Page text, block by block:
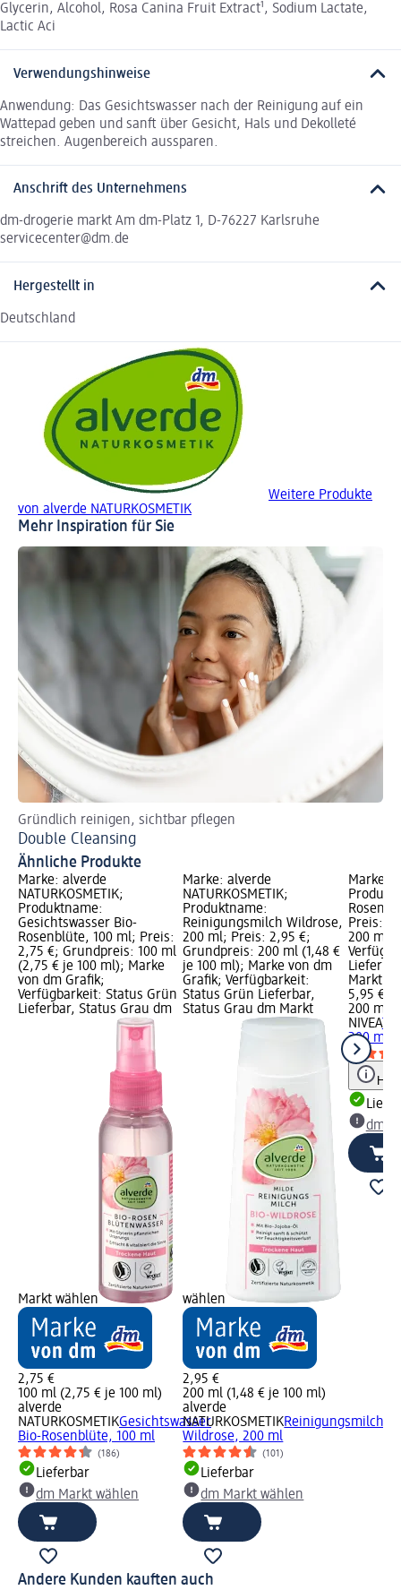
Glycerin, Alcohol, Rosa Canina Fruit Extract¹, Sodium Lactate,
Lactic Aci
Verwendungshinweise
Anwendung: Das Gesichtswasser nach der Reinigung auf ein
Wattepad geben und sanft über Gesicht, Hals und Dekolleté
streichen. Augenbereich aussparen.
Anschrift des Unternehmens
dm-drogerie markt Am dm-Platz 1, D-76227 Karlsruhe
servicecenter@dm.de
Hergestellt in
Deutschland
Weitere Produkte
von alverde NATURKOSMETIK
Mehr Inspiration für Sie
Gründlich reinigen, sichtbar pflegen
Double Cleansing
Ähnliche Produkte
Marke: alverde
NATURKOSMETIK;
Produktname:
Gesichtswasser Bio-
Rosenblüte, 100 ml; Preis:
2,75 €; Grundpreis: 100 ml
(2,75 € je 100 ml); Marke
von dm Grafik;
Verfügbarkeit: Status Grün
Lieferbar, Status Grau dm
Markt wählen
2,75 €
100 ml (2,75 € je 100 ml)
alverde
NATURKOSMETIKGesichtswasser
Bio-Rosenblüte, 100 ml
(186)
Lieferbar
dm Markt wählen
Marke: alverde
NATURKOSMETIK;
Produktname:
Reinigungsmilch Wildrose,
200 ml; Preis: 2,95 €;
Grundpreis: 200 ml (1,48 €
je 100 ml); Marke von dm
Grafik; Verfügbarkeit:
Status Grün Lieferbar,
Status Grau dm Markt
wählen
2,95 €
200 ml (1,48 € je 100 ml)
alverde
NATURKOSMETIKReinigungsmilch
Wildrose, 200 ml
(101)
Lieferbar
dm Markt wählen
Marke:
Preis:
200 ml
Markt
5,95 €
200 ml
NIVEA
200 ml
dm
Andere Kunden kauften auch